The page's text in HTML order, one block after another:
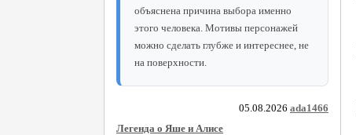
объяснена причина выбора именно
этого человека. Мотивы персонажей
можно сделать глубже и интереснее, не
на поверхности.
05.08.2026 ada1466
Легенда о Яше и Алисе